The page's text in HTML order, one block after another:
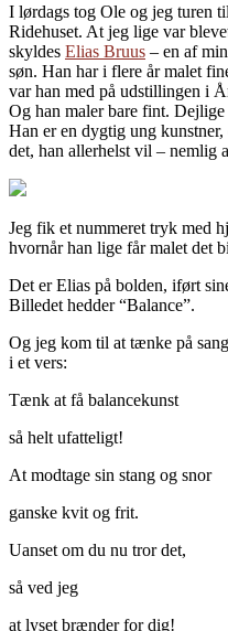
I lørdags tog Ole og jeg turen
Ridehuset. At jeg lige var
skyldes Elias Bruus – en af
søn. Han har i flere år malet
var han med på udstillingen i
Og han maler bare fint.
Han er en dygtig ung
det, han allerhelst vil – nemlig
Jeg fik et nummeret tryk med
hvornår han lige får malet det
Det er Elias på bolden, iført
Billedet hedder “Balance”.
Og jeg kom til at tænke på
i et vers:
Tænk at få balancekunst
så helt ufatteligt!
At modtage sin stang og snor
ganske kvit og frit.
Uanset om du nu tror det,
så ved jeg
at lyset brænder for dig!